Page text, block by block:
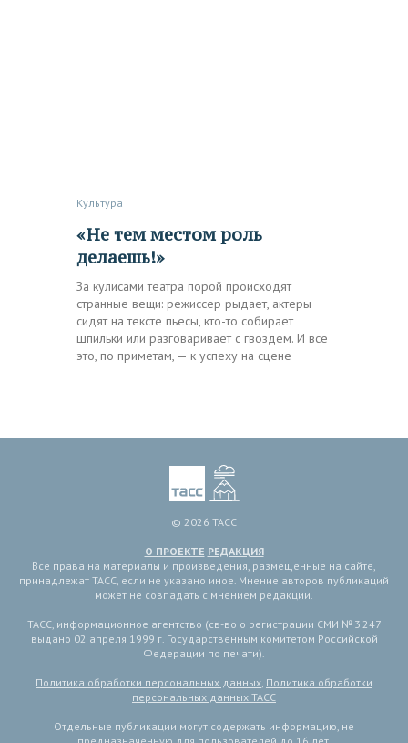
Культура
«Не тем местом роль
делаешь!»
За кулисами театра порой происходят
странные вещи: режиссер рыдает, актеры
сидят на тексте пьесы, кто-то собирает
шпильки или разговаривает с гвоздем. И все
это, по приметам, — к успеху на сцене
© 2026 ТАСС
О ПРОЕКТЕ РЕДАКЦИЯ
Все права на материалы и произведения, размещенные на сайте,
принадлежат ТАСС, если не указано иное. Мнение авторов публикаций
может не совпадать с мнением редакции.
ТАСС, информационное агентство (св-во о регистрации СМИ № 3 247
выдано 02 апреля 1999 г. Государственным комитетом Российской
Федерации по печати).
Политика обработки персональных данных Политика обработки
персональных данных ТАСС
Отдельные публикации могут содержать информацию, не